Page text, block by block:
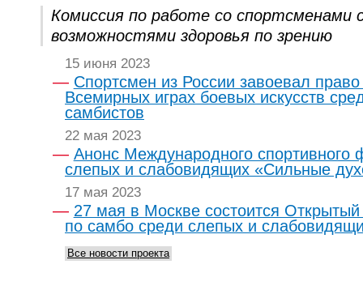
Комиссия по работе со спортсменами
возможностями здоровья по зрению
15 июня 2023
Спортсмен из России завоевал
Всемирных играх боевых искусств
самбистов
22 мая 2023
Анонс Международного
слепых и слабовидящих «Сильные
17 мая 2023
27 мая в Москве состоится Открытый
по самбо среди слепых и
Все новости проекта